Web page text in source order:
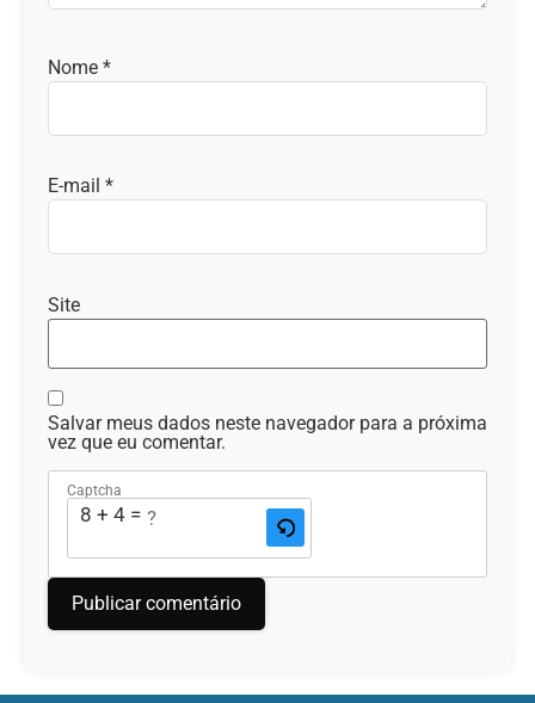
Nome *
E-mail *
Site
Salvar meus dados neste navegador para a próxima
vez que eu comentar.
Captcha
8 + 4 = ?